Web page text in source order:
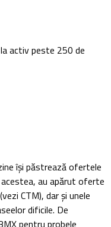
activ peste 250 de
își păstrează ofertele
au apărut oferte
CTM), dar și unele
dificile. De
pentru probele